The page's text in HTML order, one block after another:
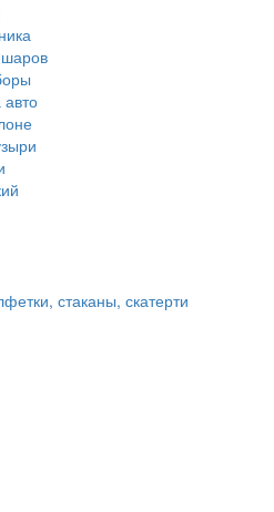
шаров
стаканы, скатерти